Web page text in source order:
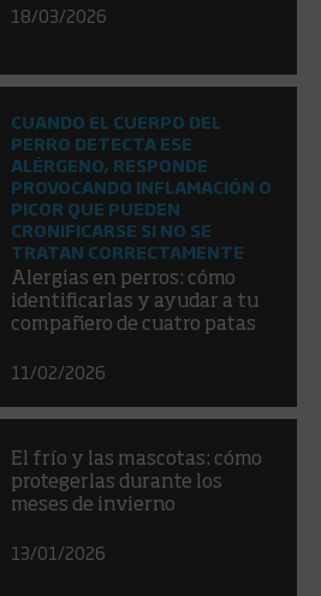
18/03/2026
CUANDO EL CUERPO DEL
PERRO DETECTA ESE
ALÉRGENO, RESPONDE
PROVOCANDO INFLAMACIÓN O
PICOR QUE PUEDEN
CRONIFICARSE SI NO SE
TRATAN CORRECTAMENTE
Alergias en perros: cómo
identificarlas y ayudar a tu
compañero de cuatro patas
11/02/2026
El frío y las mascotas: cómo
protegerlas durante los
meses de invierno
13/01/2026